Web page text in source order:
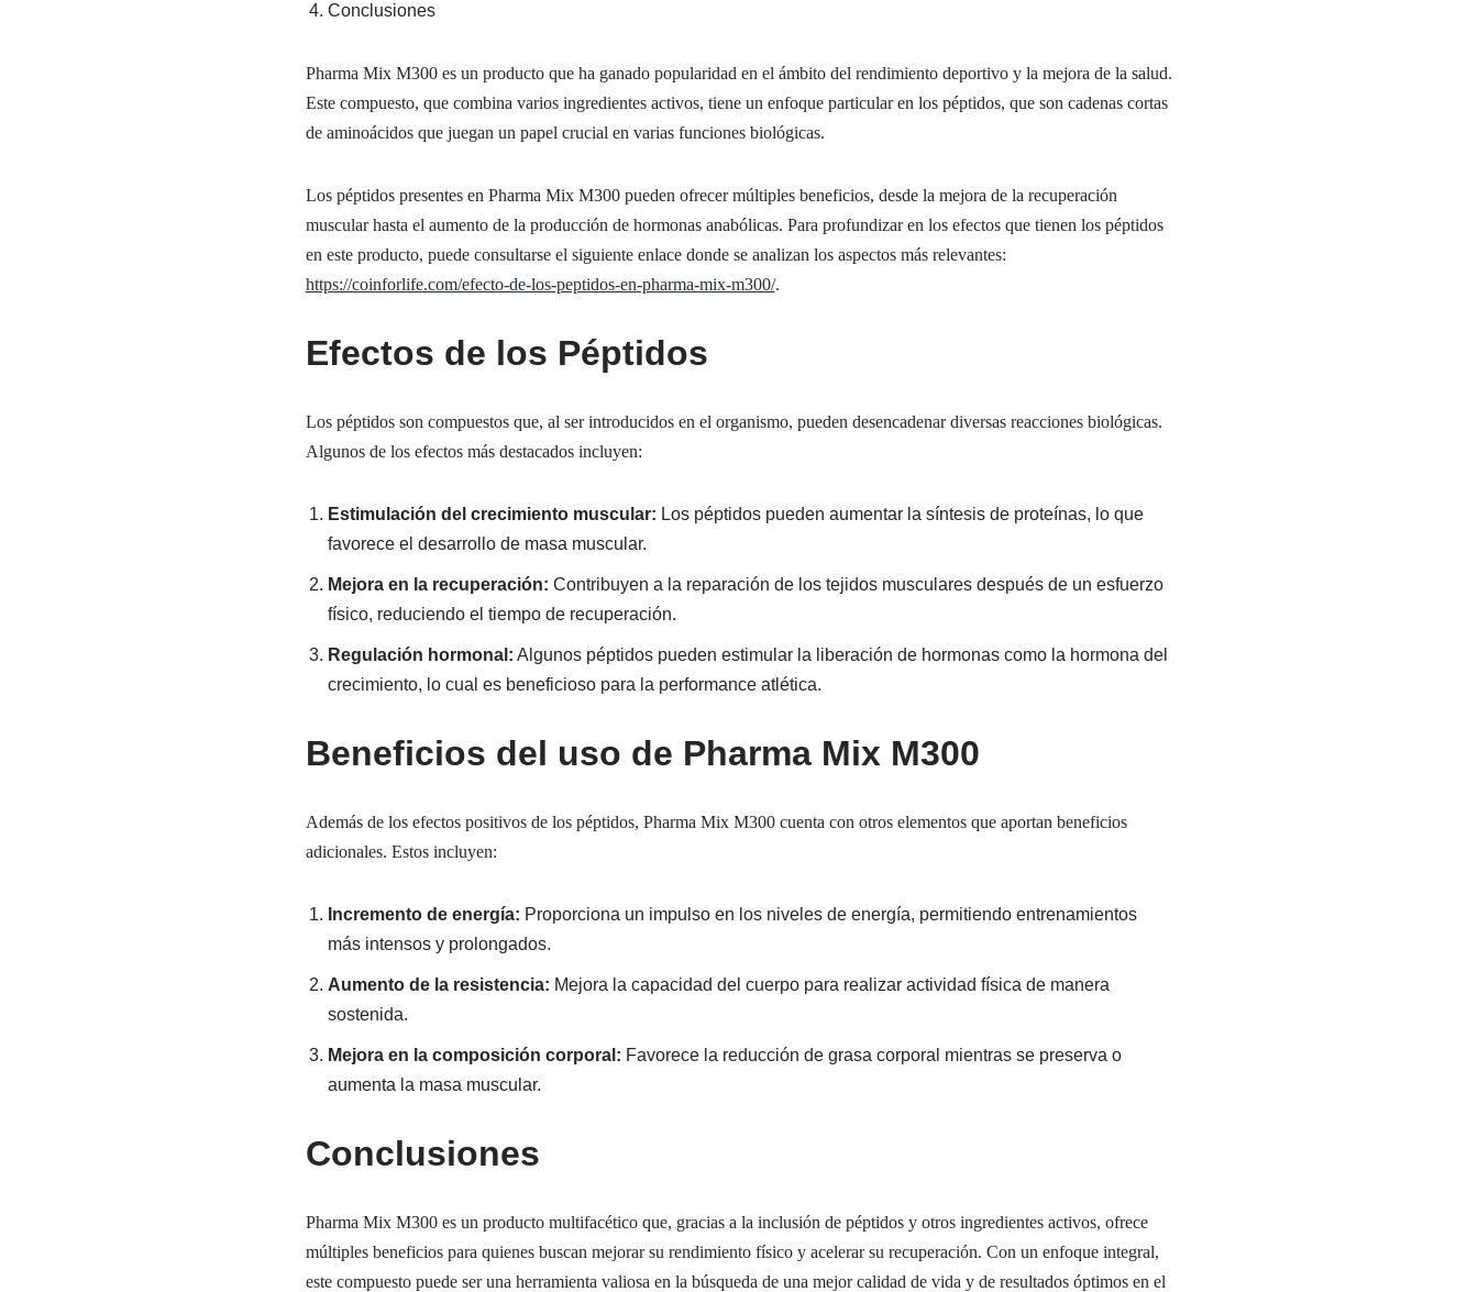
Conclusiones
Pharma Mix M300 es un producto que ha ganado popularidad en el ámbito del rendimiento deportivo y la mejora de la salud.
Este compuesto, que combina varios ingredientes activos, tiene un enfoque particular en los péptidos, que son cadenas cortas
de aminoácidos que juegan un papel crucial en varias funciones biológicas.
Los péptidos presentes en Pharma Mix M300 pueden ofrecer múltiples beneficios, desde la mejora de la recuperación
muscular hasta el aumento de la producción de hormonas anabólicas. Para profundizar en los efectos que tienen los péptidos
en este producto, puede consultarse el siguiente enlace donde se analizan los aspectos más relevantes:
https://coinforlife.com/efecto-de-los-peptidos-en-pharma-mix-m300/.
Efectos de los Péptidos
Los péptidos son compuestos que, al ser introducidos en el organismo, pueden desencadenar diversas reacciones biológicas.
Algunos de los efectos más destacados incluyen:
Estimulación del crecimiento muscular: Los péptidos pueden aumentar la síntesis de proteínas, lo que
favorece el desarrollo de masa muscular.
Mejora en la recuperación: Contribuyen a la reparación de los tejidos musculares después de un esfuerzo
físico, reduciendo el tiempo de recuperación.
Regulación hormonal: Algunos péptidos pueden estimular la liberación de hormonas como la hormona del
crecimiento, lo cual es beneficioso para la performance atlética.
Beneficios del uso de Pharma Mix M300
Además de los efectos positivos de los péptidos, Pharma Mix M300 cuenta con otros elementos que aportan beneficios
adicionales. Estos incluyen:
Incremento de energía: Proporciona un impulso en los niveles de energía, permitiendo entrenamientos
más intensos y prolongados.
Aumento de la resistencia: Mejora la capacidad del cuerpo para realizar actividad física de manera
sostenida.
Mejora en la composición corporal: Favorece la reducción de grasa corporal mientras se preserva o
aumenta la masa muscular.
Conclusiones
Pharma Mix M300 es un producto multifacético que, gracias a la inclusión de péptidos y otros ingredientes activos, ofrece
múltiples beneficios para quienes buscan mejorar su rendimiento físico y acelerar su recuperación. Con un enfoque integral,
este compuesto puede ser una herramienta valiosa en la búsqueda de una mejor calidad de vida y de resultados óptimos en el